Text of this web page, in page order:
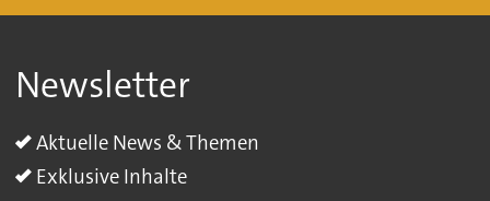
Newsletter
Aktuelle News & Themen
Exklusive Inhalte